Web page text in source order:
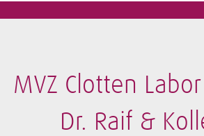
MVZ Clotten
Dr. Raif &